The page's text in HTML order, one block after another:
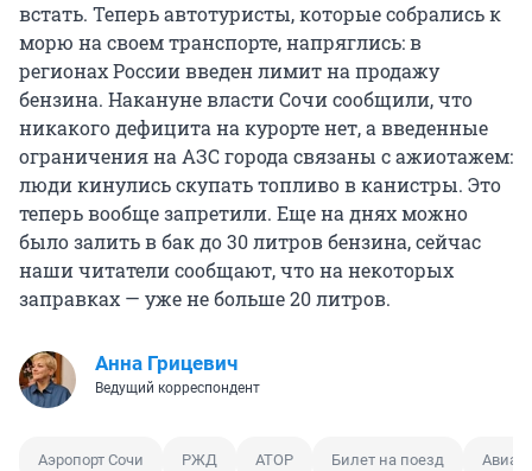
встать. Теперь автотуристы, которые собрались к
морю на своем транспорте, напряглись: в
регионах России введен лимит на продажу
бензина. Накануне власти Сочи сообщили, что
никакого дефицита на курорте нет, а введенные
ограничения на АЗС города связаны с ажиотажем:
люди кинулись скупать топливо в канистры. Это
теперь вообще запретили. Еще на днях можно
было залить в бак до 30 литров бензина, сейчас
наши читатели сообщают, что на некоторых
заправках — уже не больше 20 литров.
Анна Грицевич
Ведущий корреспондент
Аэропорт Сочи РЖД АТОР Билет на поезд